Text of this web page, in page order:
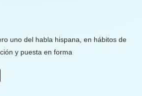
uno del habla hispana, en hábitos de
y puesta en forma